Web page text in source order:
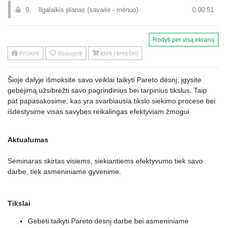
9. Ilgalaikis planas (savaitė - mėnuo) 0:00:51
10. Trumpalaikis planas (dienos) 0:06:04
11. Balansas 0:09:14
13. Efektyvus žmogus 0:01:55
14. Strateginis mąstymas 0:00:34
16.
18. Koncentracija į galimybes, o ne į prolemas
Rezultato šaltinis
Rodyti per visą ekraną
Priskirti
Išsaugoti Įdėti į krepšelį
Šioje dalyje išmoksite savo veiklai taikyti Pareto dėsnį, įgysite
gebėjimą užsibrėžti savo pagrindinius bei tarpinius tikslus. Taip
pat papasakosime, kas yra svarbiausia tikslo siekimo procese bei
išdėstysime visas savybes reikalingas efektyviam žmogui
Aktualumas
Seminaras skirtas visiems, siekiantiems efektyvumo tiek savo
darbe, tiek asmeniniame gyvenime.
Tikslai
Gebėti taikyti Pareto dėsnį darbe bei asmeniniame